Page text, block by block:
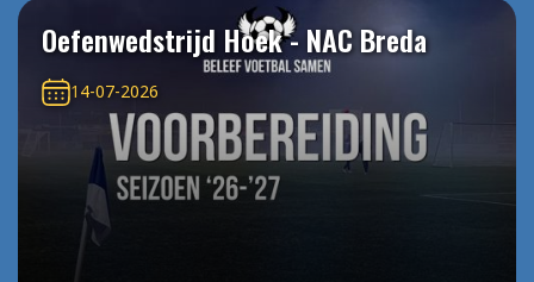
Oefenwedstrijd Hoek - NAC Breda
14-07-2026